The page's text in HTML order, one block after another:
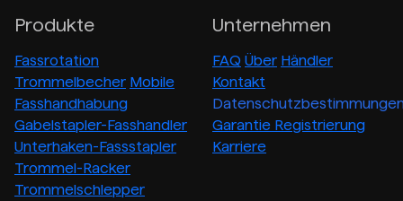
Produkte
Fassrotation
Trommelbecher Mobile
Fasshandhabung
Gabelstapler-Fasshandler
Unterhaken-Fassstapler
Trommel-Racker
Trommelschlepper
Unternehmen
FAQ Über Händler
Kontakt
Garantie Registrierung
Karriere